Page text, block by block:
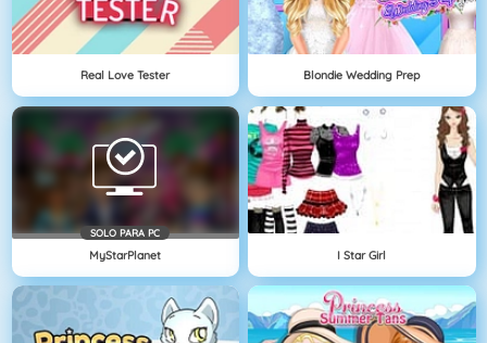
Real Love Tester Blondie Wedding Prep
SOLO PARA PC
MyStarPlanet I Star Girl